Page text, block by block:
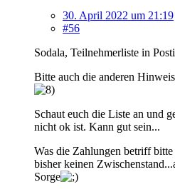
30. April 2022 um 21:19
#56
Sodala, Teilnehmerliste in
Bitte auch die anderen
Schaut euch die Liste an und
nicht ok ist. Kann gut sein...
Was die Zahlungen betriff
bisher keinen
Sorge